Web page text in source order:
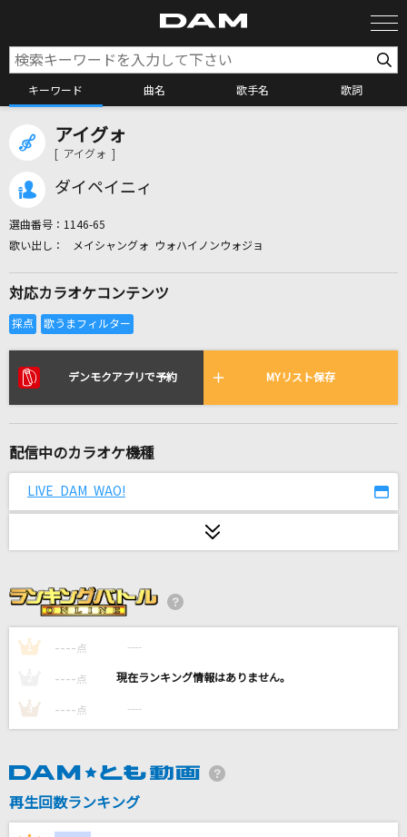
キーワード 曲名 歌手名 歌詞
リアルタイムで歌われている曲の一覧
秒針を噛む
Break It
好きすぎて滅！
M!LK
Vaundy
NMB48
会いたかったかもしれない
アイグォ
[ アイグォ ]
ダイペイニィ
選曲番号： 1146-65
メイシャングォ ウォハイノンウォジョ
対応カラオケコンテンツ
デンモクアプリで予約 MYリスト保存
配信中のカラオケ機種
LIVE DAM WAO!
1 ---- 点 ----
---- 点 ----
3 ---- 点 ----
再生回数ランキング